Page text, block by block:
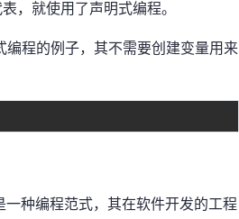
，就使用了声明式编程。
程的例子，其不需要创建变量用来
种编程范式，其在软件开发的工程